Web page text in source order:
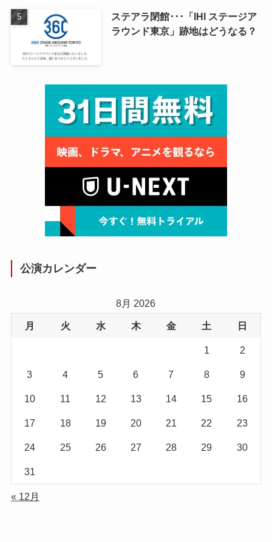
ステアラ閉館･･･「IHI ステージア
ラウンド東京」跡地はどうなる？
公演カレンダー
8月 2026
月 火 水 木 金 土 日
1 2
3 4 5 6 7 8 9
10 11 12 13 14 15 16
17 18 19 20 21 22 23
24 25 26 27 28 29 30
31
« 12月